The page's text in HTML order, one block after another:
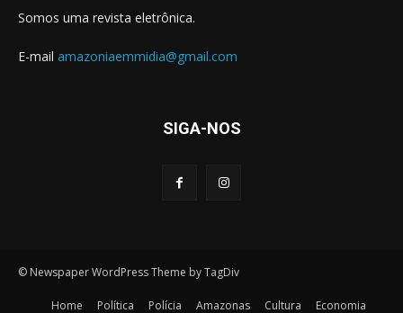
Somos uma revista eletrônica.
E-mail amazoniaemmidia@gmail.com
SIGA-NOS
© Newspaper WordPress Theme by TagDiv
Home Política Polícia Amazonas Cultura Economia